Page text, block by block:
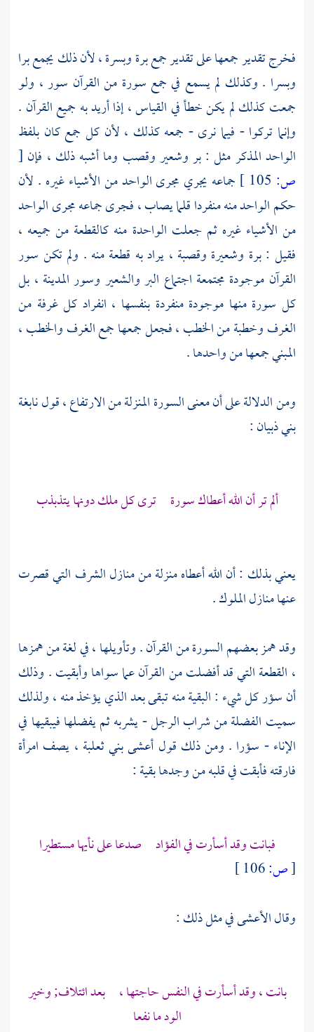
فخرج تقدير جمعها على تقدير جمع برة وبسرة ، لأن ذلك يجمع برا
وبسرا . وكذلك لم يسمع في جمع سورة من القرآن سور ، ولو
جمعت كذلك لم يكن خطأ في القياس ، إذا أريد به جميع القرآن .
وإنما تركوا - فيما نرى - جمعه كذلك ، لأن كل جمع كان بلفظ
الواحد المذكر مثل : بر وشعير وقصب وما أشبه ذلك ، فإن [
ص:
جماعه يجري مجرى الواحد من الأشياء غيره . لأن
حكم الواحد منه منفردا قلما يصاب ، فجرى جماعه مجرى الواحد
من الأشياء غيره ثم جعلت الواحدة منه كالقطعة من جميعه ،
فقيل : برة وشعيرة وقصبة ، يراد به قطعة منه . ولم تكن سور
القرآن موجودة مجتمعة اجتماع البر والشعير وسور المدينة ، بل
كل سورة منها موجودة منفردة بنفسها ، انفراد كل غرفة من
الغرف وخطبة من الخطب ، فجعل جمعها جمع الغرف والخطب ،
المبني جمعها من واحدها .
ومن الدلالة على أن معنى السورة المنزلة من الارتفاع ، قول نابغة
بني ذبيان :
ألم تر أن الله أعطاك سورة ترى كل ملك دونها يتذبذب
يعني بذلك : أن الله أعطاه منزلة من منازل الشرف التي قصرت
عنها منازل الملوك .
وقد همز بعضهم السورة من القرآن . وتأويلها ، في لغة من همزها
، القطعة التي قد أفضلت من القرآن عما سواها وأبقيت . وذلك
أن سؤر كل شيء : البقية منه تبقى بعد الذي يؤخذ منه ، ولذلك
سميت الفضلة من شراب الرجل - يشربه ثم يفضلها فيبقيها في
الإناء - سؤرا . ومن ذلك قول أعشى بني ثعلبة ، يصف امرأة
فارقته فأبقت في قلبه من وجدها بقية :
فبانت وقد أسأرت في الفؤاد صدعا على نأيها مستطيرا
[ص:
وقالالأعشىفي مثل ذلك :
بانت ، وقد أسأرت في النفس حاجتها ، بعد ائتلاف; وخير
الود ما نفعا